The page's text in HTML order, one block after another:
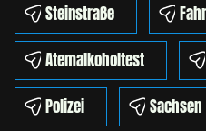
Steinstraße
Atemalkoholtest
Polizei
Sachsen